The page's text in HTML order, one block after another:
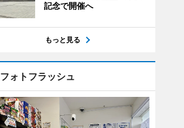
記念で開催へ
もっと見る
フォトフラッシュ